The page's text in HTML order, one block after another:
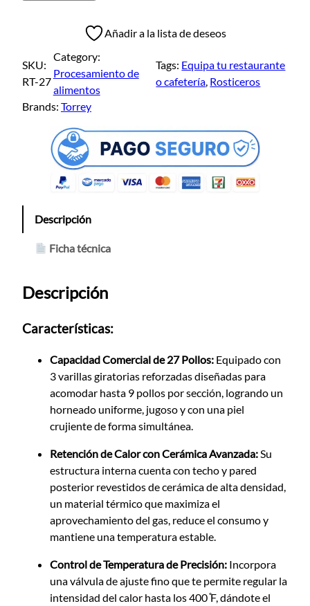
Añadir a la lista de deseos
SKU:
RT-27
Category:
Procesamiento de
alimentos
Tags: Equipa tu restaurante
o cafetería, Rosticeros
Brands: Torrey
Descripción
Ficha técnica
Descripción
Características:
Capacidad Comercial de 27 Pollos: Equipado con
3 varillas giratorias reforzadas diseñadas para
acomodar hasta 9 pollos por sección, logrando un
horneado uniforme, jugoso y con una piel
crujiente de forma simultánea.
Retención de Calor con Cerámica Avanzada:Su
estructura interna cuenta con techo y pared
posterior revestidos de cerámica de alta densidad,
un material térmico que maximiza el
aprovechamiento del gas, reduce el consumo y
mantiene una temperatura estable.
Control de Temperatura de Precisión: Incorpora
una válvula de ajuste fino que te permite regular la
intensidad del calor hasta los 400 ̊F, dándote el